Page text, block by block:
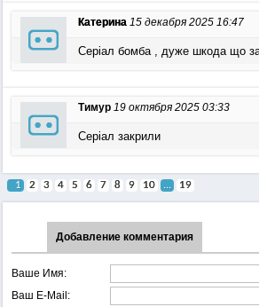
Катерина 15 декабря 2025 16:47
Серіал бомба , дуже шкода що
Тимур 19 октября 2025 03:33
Серіал закрили
1 2 3 4 5 6 7 8 9 10 ... 19
Добавление комментария
Ваше Имя:
Ваш E-Mail: